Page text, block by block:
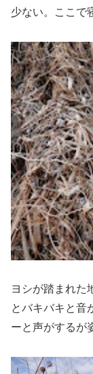
少ない。ここで
ヨシが踏まれた
とバキバキと
ーと声がするが